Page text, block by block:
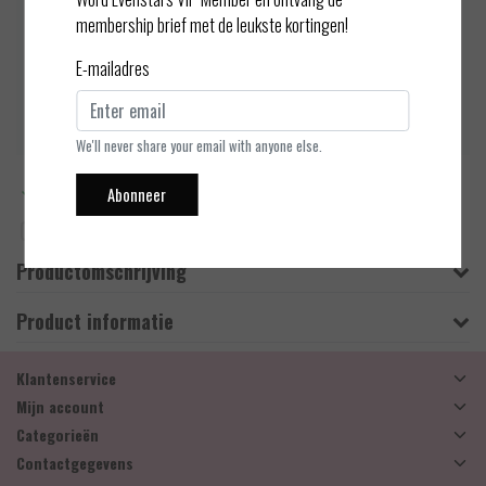
geeft je nog meer zelfvert
Meer informatie?
Productomschrijving
Product informatie
Klantenservice
Mijn account
Categorieën
Contactgegevens
membership brief met de leukste kortingen!
E-mailadres
We'll never share your email with anyone else.
Abonneer